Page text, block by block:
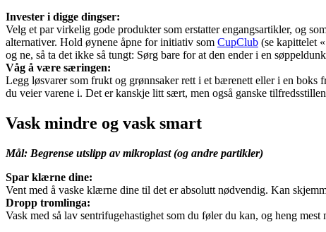
Invester i digge dingser:
Velg et par virkelig gode produkter som erstatter engangsartikler, og
alternativer. Hold øynene åpne for initiativ som CupClub (se kapittelet
og ne, så ta det ikke så tungt: Sørg bare for at den ender i en
Våg å være særingen:
Legg løsvarer som frukt og grønnsaker rett i et bærenett eller i en boks
du veier varene i. Det er kanskje litt sært, men også ganske
Vask mindre og vask smart
Mål: Begrense utslipp av mikroplast (og andre partikler)
Spar klærne dine:
Vent med å vaske klærne dine til det er absolutt nødvendig. Kan
Dropp tromlinga:
Vask med så lav sentrifugehastighet som du føler du kan, og heng